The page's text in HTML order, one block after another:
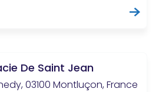
De Saint Jean
03100 Montluçon, France